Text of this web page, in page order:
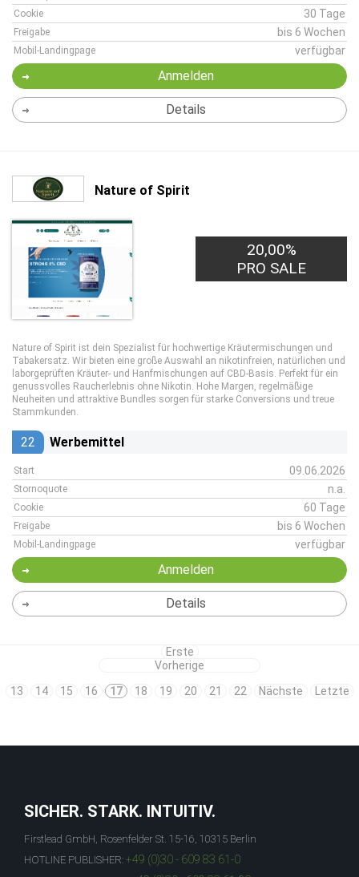
Cookie 30 Tage
Freigabe bis 6 Wochen
Mobil-Landingpage verfügbar
Anmelden
Details
Nature of Spirit
20,00%
PRO SALE
Nature of Spirit ist dein Spezialist für hochwertige Kräutermischungen und
Tabakersatz. Wir bieten eine große Auswahl an nikotinfreien, natürlichen und
laborgeprüften Kräuter- und Hanfmischungen auf CBD-Basis. Perfekt für ein
genussvolles Raucherlebnis ohne Nikotin. Hohe Margen, regelmäßige
Neuheiten und attraktive Bundles sorgen für starke Conversions und treue
Stammkunden.
22 Werbemittel
Start 09.06.2026
Stornoquote n.a.
Cookie 60 Tage
Freigabe bis 6 Wochen
Mobil-Landingpage verfügbar
Anmelden
Details
Erste
Vorherige
13
14 15 16 17 18 19 20 21 22 Nächste Letzte
SICHER. STARK. INTUITIV.
Firstlead GmbH, Rosenfelder St. 15-16, 10315 Berlin
HOTLINE PUBLISHER: +49 (0)30 - 609 83 61-0